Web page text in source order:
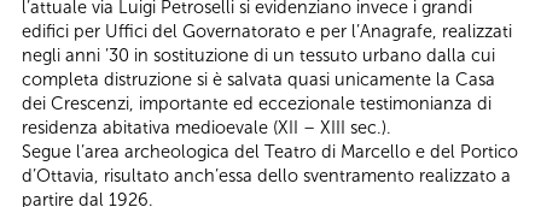
l’attuale via Luigi Petroselli si evidenziano invece i grandi
edifici per Uffici del Governatorato e per l’Anagrafe, realizzati
negli anni ’30 in sostituzione di un tessuto urbano dalla cui
completa distruzione si è salvata quasi unicamente la Casa
dei Crescenzi, importante ed eccezionale testimonianza di
residenza abitativa medioevale (XII – XIII sec.).
Segue l’area archeologica del Teatro di Marcello e del Portico
d’Ottavia, risultato anch’essa dello sventramento realizzato a
partire dal 1926.